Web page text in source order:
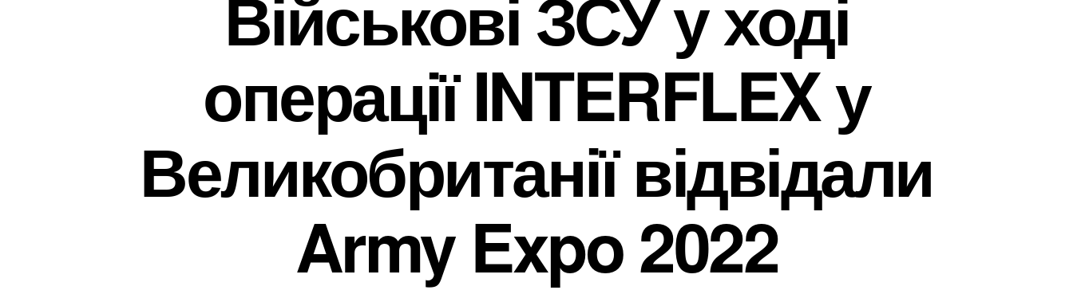
операції INTERFLEX у
Великобританії відвідали
Army Expo 2022